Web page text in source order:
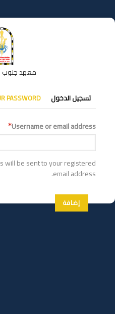
إلى
المحتوى
معهد جنوب
التبويبات
الأساسية
تسجيل الدخول PASSWORD
Username or email address
will be sent to your registered
email address.